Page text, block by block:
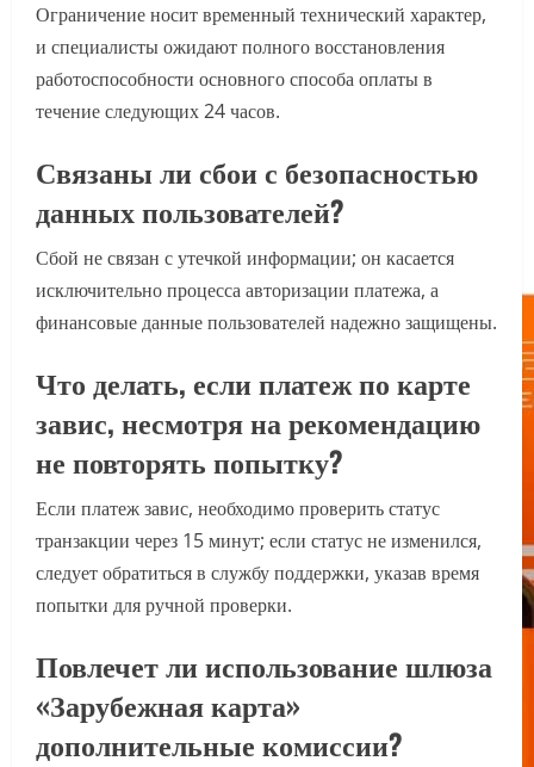
Ограничение носит временный технический характер,
и специалисты ожидают полного восстановления
работоспособности основного способа оплаты в
течение следующих 24 часов.
Связаны ли сбои с безопасностью
данных пользователей?
Сбой не связан с утечкой информации; он касается
исключительно процесса авторизации платежа, а
финансовые данные пользователей надежно защищены.
Что делать, если платеж по карте
завис, несмотря на рекомендацию
не повторять попытку?
Если платеж завис, необходимо проверить статус
транзакции через 15 минут; если статус не изменился,
следует обратиться в службу поддержки, указав время
попытки для ручной проверки.
Повлечет ли использование шлюза
«Зарубежная карта»
дополнительные комиссии?